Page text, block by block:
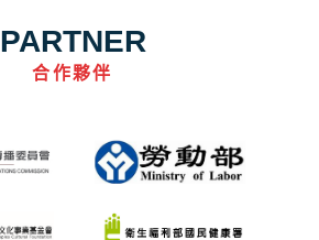
PARTNER
合作夥伴